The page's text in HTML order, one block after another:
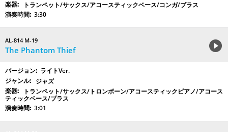
トランペット/サックス/アコースティックベース/コンガ/ブラス
3:30
AL-814 M-19
The Phantom Thief
ライトVer.
ジャズ
トランペット/サックス/トロンボーン/アコースティックピアノ/アコース
ティックベース/ブラス
3:01